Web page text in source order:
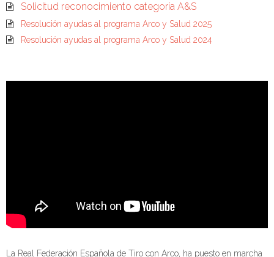
Solicitud reconocimiento categoría A&S
Resolución ayudas al programa Arco y Salud 2025
Resolución ayudas al programa Arco y Salud 2024
La Real Federación Española de Tiro con Arco, ha puesto en marcha